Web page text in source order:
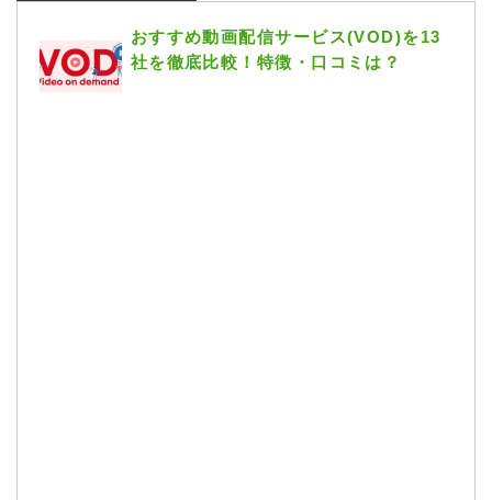
おすすめ動画配信サービス(VOD)を13
社を徹底比較！特徴・口コミは？